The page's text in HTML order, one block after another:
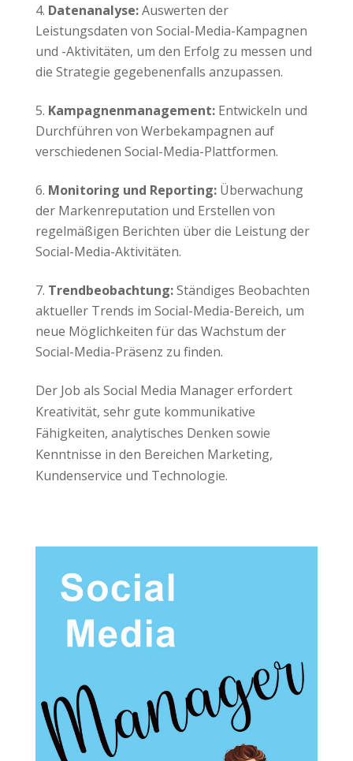
Datenanalyse:Auswerten der
Leistungsdaten von Social-Media-Kampagnen
und -Aktivitäten, um den Erfolg zu messen und
die Strategie gegebenenfalls anzupassen.
Kampagnenmanagement:Entwickeln und
Durchführen von Werbekampagnen auf
verschiedenen Social-Media-Plattformen.
Monitoring und Reporting:Überwachung
der Markenreputation und Erstellen von
regelmäßigen Berichten über die Leistung der
Social-Media-Aktivitäten.
Trendbeobachtung:Ständiges Beobachten
aktueller Trends im Social-Media-Bereich, um
neue Möglichkeiten für das Wachstum der
Social-Media-Präsenz zu finden.
Der Job als Social Media Manager erfordert
Kreativität, sehr gute kommunikative
Fähigkeiten, analytisches Denken sowie
Kenntnisse in den Bereichen Marketing,
Kundenservice und Technologie.